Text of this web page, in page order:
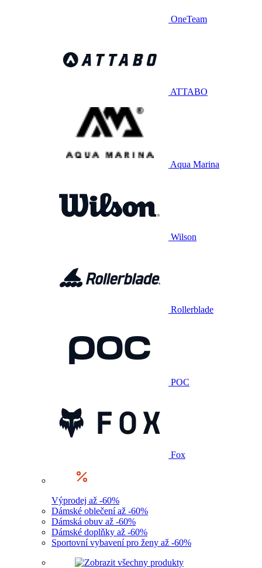
OneTeam
ATTABO
Aqua Marina
Wilson
Rollerblade
POC
Fox
Výprodej až -60%
Dámské oblečení až -60%
Dámská obuv až -60%
Dámské doplňky až -60%
Sportovní vybavení pro ženy až -60%